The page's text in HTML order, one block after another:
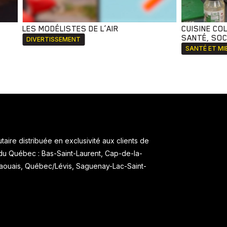
LES MODÉLISTES DE L’AIR
DIVERTISSEMENT
CUISINE
SANTÉ,
SANTÉ ET
distribuée en exclusivité aux clients de
Québec : Bas-Saint-Laurent, Cap-de-la-
Québec/Lévis, Saguenay-Lac-Saint-